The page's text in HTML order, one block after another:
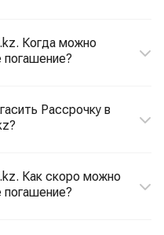
Когда можно
погашение?
Рассрочку в
Как скоро можно
погашение?